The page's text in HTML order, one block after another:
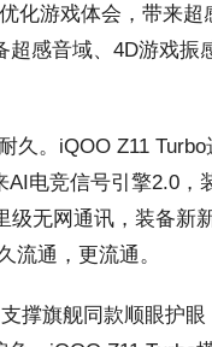
化游戏体会，带来
超感音域、4D游戏振
。iQOO Z11 Turbo
电竞信号引擎2.0，
级无网通讯，装备新
流通，更流通。
撑旗舰同款顺眼护眼